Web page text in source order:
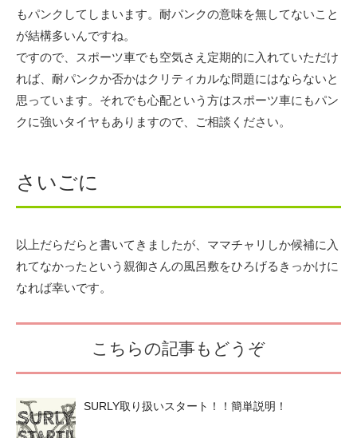
もパンクしてしまいます。耐パンクの意味を無してないこと
が結構多いんですね。
ですので、スポーツ車でも空気さえ定期的に入れていただけ
れば、耐パンクか否かはクリティカルな問題にはならないと
思っています。それでも心配という方はスポーツ車にもパン
クに強いタイヤもありますので、ご相談ください。
さいごに
以上だらだらと書いてきましたが、ママチャリしか候補に入
れてなかったという親御さんの風呂敷をひろげるきっかけに
なれば幸いです。
こちらの記事もどうぞ
SURLY取り扱いスタート！！簡単説明！